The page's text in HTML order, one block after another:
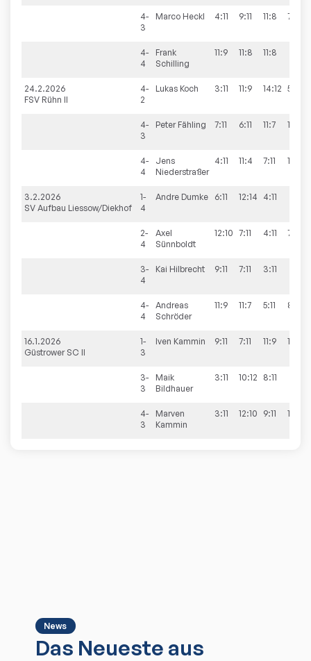
4-
3
Marco Heckl 4:11 9:11 11:8 7:11
4-
4
Frank
Schilling
11:9 11:8 11:8
24.2.2026
FSV Rühn II
4-
2
Lukas Koch 3:11 11:9 14:12 5:11
4-
3
Peter Fähling 7:11 6:11 11:7 10:12
4-
4
Jens
Niederstraßer
4:11 11:4 7:11 11:6
3.2.2026
SV Aufbau Liessow/Diekhof
1-
4
Andre Dumke 6:11 12:14 4:11
2-
4
Axel
Sünnboldt
12:10 7:11 4:11 7:11
3-
4
Kai Hilbrecht 9:11 7:11 3:11
4-
4
Andreas
Schröder
11:9 11:7 5:11 8:11
16.1.2026
Güstrower SC II
1-
3
Iven Kammin 9:11 7:11 11:9 11:13
3-
3
Maik
Bildhauer
3:11 10:12 8:11
4-
3
Marven
Kammin
3:11 12:10 9:11 11:6
News
Das Neueste aus